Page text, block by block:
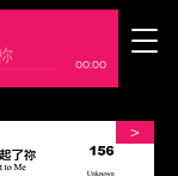
聚會處
00:00
＞